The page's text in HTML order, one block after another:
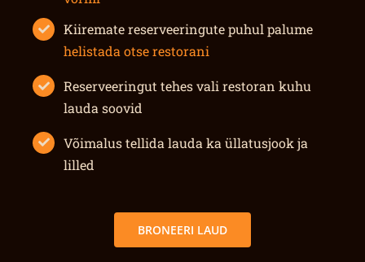
Kiiremate reserveeringute puhul palume
helistada otse restorani
Reserveeringut tehes vali restoran kuhu
lauda soovid
Võimalus tellida lauda ka üllatusjook ja
lilled
BRONEERI LAUD